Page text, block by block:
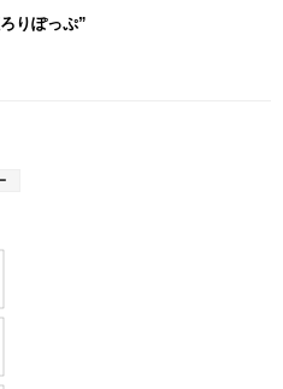
りぽっぷ”